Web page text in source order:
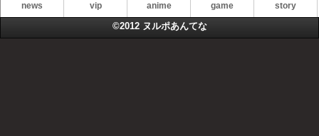
news vip anime game story
©2012 ヌルポあんてな